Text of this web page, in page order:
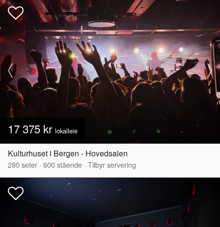
17 375 kr lokalleie
Kulturhuset i Bergen - Hovedsalen
280seter · 600stående · Tilbyr servering